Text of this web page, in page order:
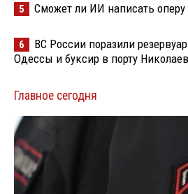
5 Сможет ли ИИ написать
6
ВС России поразили
Одессы и буксир в порту
Главное сегодня